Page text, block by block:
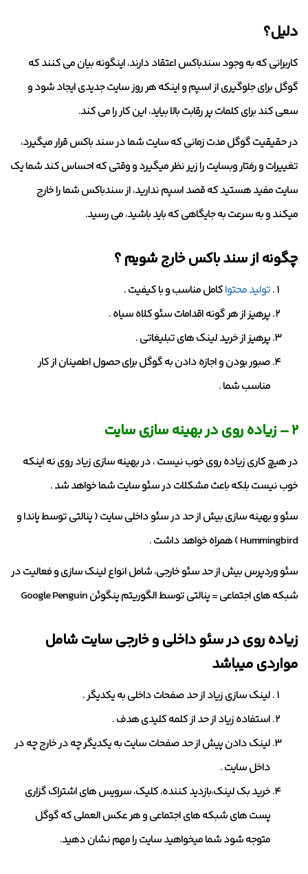
دلیل؟
کاربرانی که به وجود سندباکس اعتقاد دارند، اینگونه بیان می کنند که
گوگل برای جلوگیری از اسپم و اینکه هر روز سایت جدیدی ایجاد شود و
سعی کند برای کلمات پر رقابت بالا بیاید، این کار را می کند.
در حقیقیت گوگل مدت زمانی که سایت شما در سند باکس قرار میگیرد،
تغییرات و رفتار وبسایت را زیر نظر میگیرد و وقتی که احساس کند شما یک
سایت مفید هستید که قصد اسپم ندارید، از سندباکس شما را خارج
میکند و به سرعت به جایگاهی که باید باشید، می رسید.
چگونه از سند باکس خارج شویم ؟
تولید محتواکامل مناسب و با کیفیت .
پرهیز از هر گونه اقدامات سئو کلاه سیاه .
پرهیز از خرید لینک های تبلیغاتی .
صبور بودن و اجازه دادن به گوگل برای حصول اطمینان از کار
مناسب شما .
۲ – زیاده روی در بهینه سازی سایت
در هیچ کاری زیاده روی خوب نیست ، در بهینه سازی زیاد روی نه اینکه
خوب نیست بلکه باعث مشکلات در سئو سایت شما خواهد شد .
سئو و بهینه سازی بیش از حد در سئو داخلی سایت ( پنالتی توسط پاندا و
Hummingbird ) همراه خواهد داشت .
سئو وردپرس بیش از حد سئو خارجی، شامل انواع لینک سازی و فعالیت در
شبکه های اجتماعی = پنالتی توسط الگوریتم پنگوئن Google Penguin
زیاده روی در سئو داخلی و خارجی سایت شامل
مواردی میباشد
لینک سازی زیاد از حد صفحات داخلی به یکدیگر .
استفاده زیاد از حد از کلمه کلیدی هدف .
لینک دادن پیش از حد صفحات سایت به یکدیگر چه در خارج چه در
داخل سایت .
خرید بک لینک،بازدید کننده، کلیک، سرویس های اشتراک گزاری
پست های شبکه های اجتماعی و هر عکس العملی که گوگل
متوجه شود شما میخواهید سایت را مهم نشان دهید.